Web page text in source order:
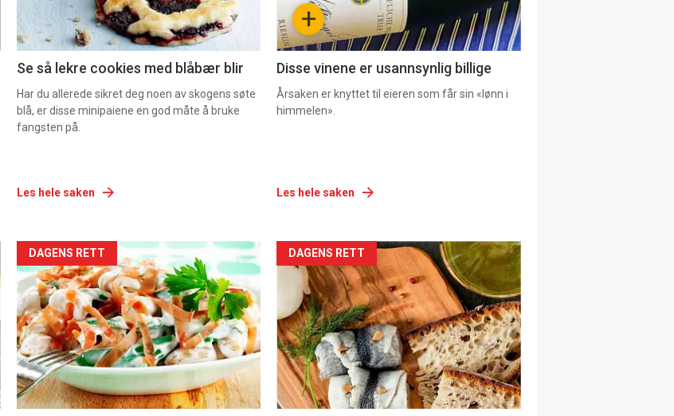
2
Se så lekre cookies med blåbær blir
Har du allerede sikret deg noen av skogens søte
blå, er disse minipaiene en god måte å bruke
fangsten på.
Les hele saken
3 +
Disse vinene er usannsynlig billige
Årsaken er knyttet til eieren som får sin «lønn i
himmelen».
Les hele saken
Forsiden
akkurat
nå
-
5
DAGENS RETT
Forsiden
akkurat
nå
-
6
DAGENS RETT